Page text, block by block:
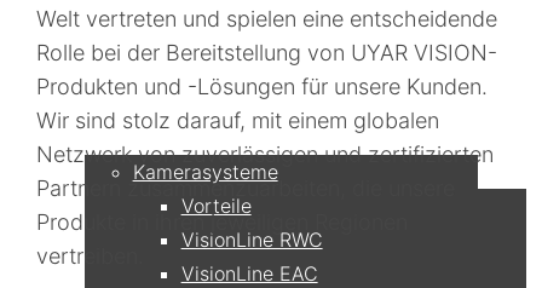
Produkte
Kamerasysteme
Vorteile
VisionLine RWC
VisionLine EAC
Welt vertreten und spielen eine entscheidende
Rolle bei der Bereitstellung von UYAR VISION-
Produkten und -Lösungen für unsere Kunden.
Wir sind stolz darauf, mit einem globalen
Netzwerk von zuverlässigen und zertifizierten
Partnern zusammenzuarbeiten, die unsere
Produkte in ihren jeweiligen Regionen
vertreiben.